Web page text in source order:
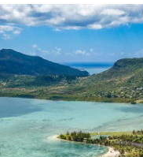
全球合规聘用合同工
合同工管理
全球合同工入职与
PEO
外包复杂雇佣任务
Remote 无惧对
了解我们的竞争优势
成长阶段
初创企业
为成长型企业量身
员工成本计算器
计算任何国家的员
合同工薪酬结算
探索全球合同工的
通过 REMOTE 学习
中文（简体）
English
Nederlands
Français